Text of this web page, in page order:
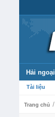
Hải ngoại
Tài liệu
Trang chủ /